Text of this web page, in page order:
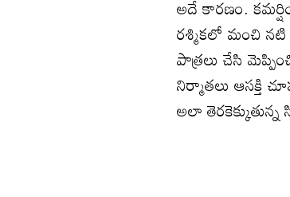
అదే కారణం.
రశ్మికలో మంచి
పాత్రలు చేసి
నిర్మాతలు ఆసక్తి
అలా